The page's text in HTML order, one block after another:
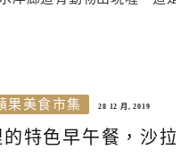
果美食市集 28 12 月, 2019
特色早午餐，沙